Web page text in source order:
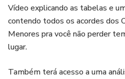
Vídeo explicando as tabelas e
contendo todos os acordes dos
Menores pra você não perder
lugar.
Também terá acesso a uma